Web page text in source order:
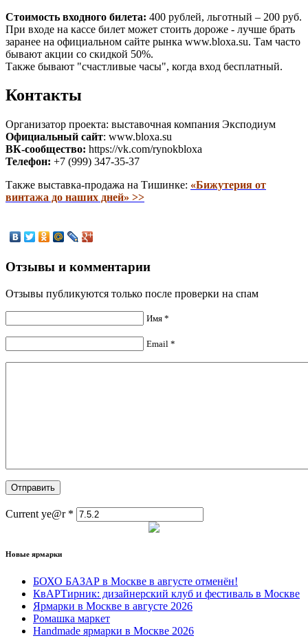
Стоимость входного билета: 400 рублей, льготный – 200 руб.
При входе на кассе билет может стоить дороже - лучше брать
заранее на официальном сайте рынка www.bloxa.su. Там часто
бывают акции со скидкой 50%.
Также бывают "счастливые часы", когда вход бесплатный.
Контакты
Организатор проекта: выставочная компания Эксподиум
Официальный сайт: www.bloxa.su
ВК-сообщество: https://vk.com/rynokbloxa
Телефон: +7 (999) 347-35-37
Также выставка-продажа на Тишинке: «Бижутерия от
винтажа до наших дней» >>
Отзывы и комментарии
Отзывы публикуются только после проверки на спам
Имя *
Email *
Current ye@r *
Новые ярмарки
БОХО БАЗАР в Москве в августе отменён!
КвАРТирник: дизайнерский клуб и фестиваль в Москве
Ярмарки в Москве в августе 2026
Ромашка маркет
Handmade ярмарки в Москве 2026